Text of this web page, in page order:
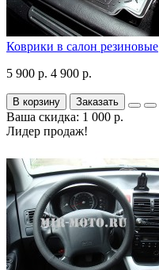
Коврики в салон резиновые
5 900 р. 4 900 р.
В корзину Заказать
Ваша скидка: 1 000 р.
Лидер продаж!